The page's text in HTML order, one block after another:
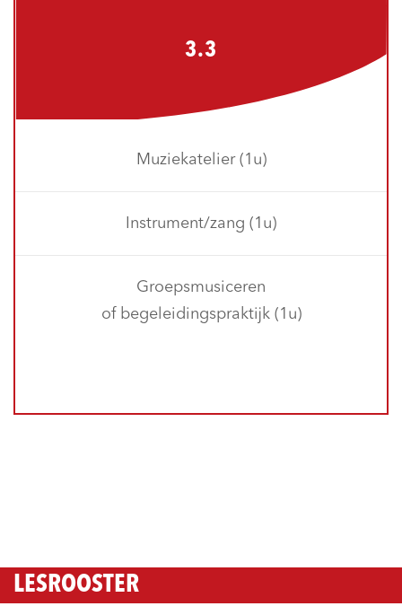
3.3
Muziekatelier (1u)
Instrument/zang (1u)
Groepsmusiceren
of begeleidingspraktijk (1u)
LESROOSTER